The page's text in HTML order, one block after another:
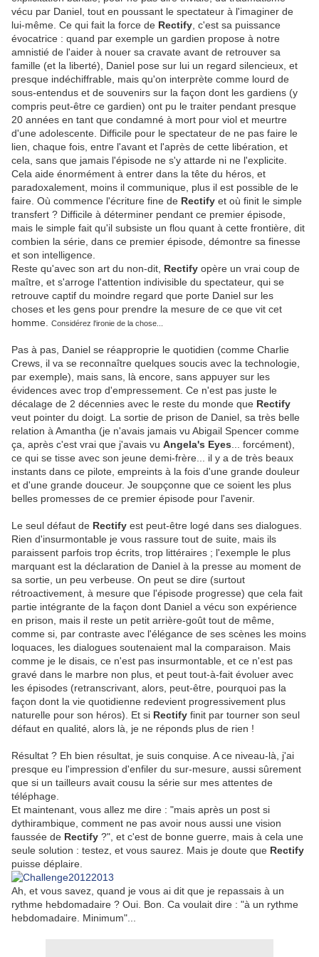
vécu par Daniel, tout en poussant le spectateur à l'imaginer de
lui-même. Ce qui fait la force de Rectify , c'est sa puissance
évocatrice : quand par exemple un gardien propose à notre
amnistié de l'aider à nouer sa cravate avant de retrouver sa
famille (et la liberté), Daniel pose sur lui un regard silencieux, et
presque indéchiffrable, mais qu'on interprète comme lourd de
sous-entendus et de souvenirs sur la façon dont les gardiens (y
compris peut-être ce gardien) ont pu le traiter pendant presque
20 années en tant que condamné à mort pour viol et meurtre
d'une adolescente. Difficile pour le spectateur de ne pas faire le
lien, chaque fois, entre l'avant et l'après de cette libération, et
cela, sans que jamais l'épisode ne s'y attarde ni ne l'explicite.
Cela aide énormément à entrer dans la tête du héros, et
paradoxalement, moins il communique, plus il est possible de le
faire. Où commence l'écriture fine de Rectify et où finit le simple
transfert ? Difficile à déterminer pendant ce premier épisode,
mais le simple fait qu'il subsiste un flou quant à cette frontière, dit
combien la série, dans ce premier épisode, démontre sa finesse
et son intelligence.
Reste qu'avec son art du non-dit, Rectify opère un vrai coup de
maître, et s'arroge l'attention indivisible du spectateur, qui se
retrouve captif du moindre regard que porte Daniel sur les
choses et les gens pour prendre la mesure de ce que vit cet
homme.
Considérez l'ironie de la chose...
Pas à pas, Daniel se réapproprie le quotidien (comme Charlie
Crews, il va se reconnaître quelques soucis avec la technologie,
par exemple), mais sans, là encore, sans appuyer sur les
évidences avec trop d'empressement. Ce n'est pas juste le
décalage de 2 décennies avec le reste du monde que Rectify
veut pointer du doigt. La sortie de prison de Daniel, sa très belle
relation à Amantha (je n'avais jamais vu Abigail Spencer comme
ça, après c'est vrai que j'avais vu Angela's Eyes ... forcément),
ce qui se tisse avec son jeune demi-frère... il y a de très beaux
instants dans ce pilote, empreints à la fois d'une grande douleur
et d'une grande douceur. Je soupçonne que ce soient les plus
belles promesses de ce premier épisode pour l'avenir.
Le seul défaut de Rectify est peut-être logé dans ses dialogues.
Rien d'insurmontable je vous rassure tout de suite, mais ils
paraissent parfois trop écrits, trop littéraires ; l'exemple le plus
marquant est la déclaration de Daniel à la presse au moment de
sa sortie, un peu verbeuse. On peut se dire (surtout
rétroactivement, à mesure que l'épisode progresse) que cela fait
partie intégrante de la façon dont Daniel a vécu son expérience
en prison, mais il reste un petit arrière-goût tout de même,
comme si, par contraste avec l'élégance de ses scènes les moins
loquaces, les dialogues soutenaient mal la comparaison. Mais
comme je le disais, ce n'est pas insurmontable, et ce n'est pas
gravé dans le marbre non plus, et peut tout-à-fait évoluer avec
les épisodes (retranscrivant, alors, peut-être, pourquoi pas la
façon dont la vie quotidienne redevient progressivement plus
naturelle pour son héros). Et si Rectify finit par tourner son seul
défaut en qualité, alors là, je ne réponds plus de rien !
Résultat ? Eh bien résultat, je suis conquise. A ce niveau-là, j'ai
presque eu l'impression d'enfiler du sur-mesure, aussi sûrement
que si un tailleurs avait cousu la série sur mes attentes de
téléphage.
Et maintenant, vous allez me dire : "mais après un post si
dythirambique, comment ne pas avoir nous aussi une vision
faussée de Rectify ?", et c'est de bonne guerre, mais à cela une
seule solution : testez, et vous saurez. Mais je doute que Rectify
puisse déplaire.
Ah, et vous savez, quand je vous ai dit que je repassais à un
rythme hebdomadaire ? Oui. Bon. Ca voulait dire : "à un rythme
hebdomadaire. Minimum"...